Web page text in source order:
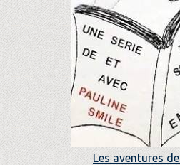
Les aventures